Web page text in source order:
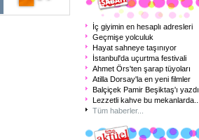
İç giyimin en hesaplı adresleri
Geçmişe yolculuk
Hayat sahneye taşınıyor
İstanbul'da uçurtma festivali
Ahmet Örs'ten şarap tüyoları
Atilla Dorsay'la en yeni filmler
Balçiçek Pamir Beşiktaş'ı yazdı
Lezzetli kahve bu mekanlarda
Tüm haberler...